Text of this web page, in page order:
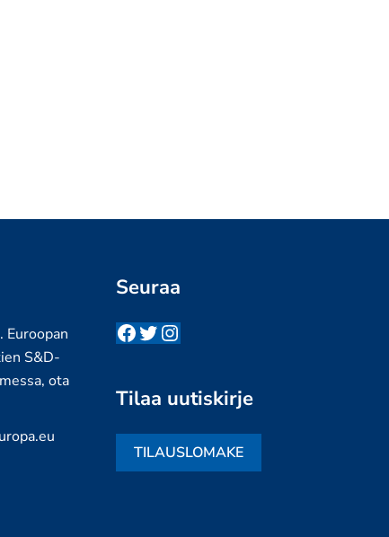
Euroopan
S&D-
ota
Seuraa
Facebook
Twitter
Instagram
Tilaa uutiskirje
TILAUSLOMAKE